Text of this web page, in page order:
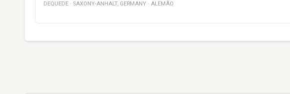
DEQUEDE · SAXONY-ANHALT, GERMANY · ALEMÃO